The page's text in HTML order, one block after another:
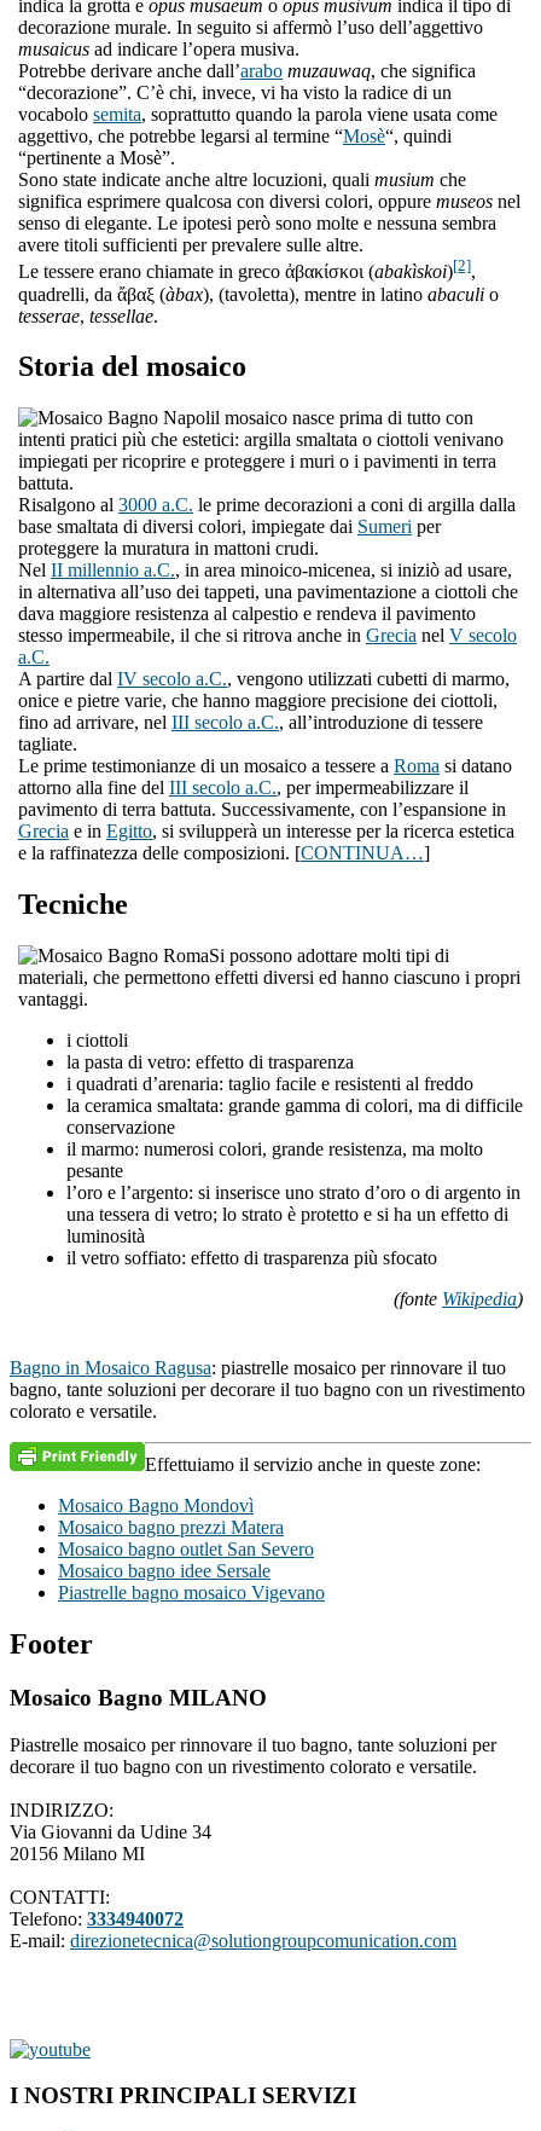
indica la grotta e opus musaeum o opus musivum indica il tipo di
decorazione murale. In seguito si affermò l’uso dell’aggettivo
musaicus ad indicare l’opera musiva.
Potrebbe derivare anche dall’arabo muzauwaq, che significa
“decorazione”. C’è chi, invece, vi ha visto la radice di un
vocabolo semita, soprattutto quando la parola viene usata come
aggettivo, che potrebbe legarsi al termine “Mosè“, quindi
“pertinente a Mosè”.
Sono state indicate anche altre locuzioni, quali musium che
significa esprimere qualcosa con diversi colori, oppure museos nel
senso di elegante. Le ipotesi però sono molte e nessuna sembra
avere titoli sufficienti per prevalere sulle altre.
Le tessere erano chiamate in greco ἀβακίσκοι (abakìskoi)[2],
quadrelli, da ἄβαξ (àbax), (tavoletta), mentre in latino abaculi o
tesserae, tessellae.
Storia del mosaico
l mosaico nasce prima di tutto con
intenti pratici più che estetici: argilla smaltata o ciottoli venivano
impiegati per ricoprire e proteggere i muri o i pavimenti in terra
battuta.
Risalgono al 3000 a.C. le prime decorazioni a coni di argilla dalla
base smaltata di diversi colori, impiegate dai Sumeri per
proteggere la muratura in mattoni crudi.
Nel II millennio a.C., in area minoico-micenea, si iniziò ad usare,
in alternativa all’uso dei tappeti, una pavimentazione a ciottoli che
dava maggiore resistenza al calpestio e rendeva il pavimento
stesso impermeabile, il che si ritrova anche in Grecia nel V secolo
a.C.
A partire dal IV secolo a.C., vengono utilizzati cubetti di marmo,
onice e pietre varie, che hanno maggiore precisione dei ciottoli,
fino ad arrivare, nel III secolo a.C., all’introduzione di tessere
tagliate.
Le prime testimonianze di un mosaico a tessere a Roma si datano
attorno alla fine del III secolo a.C., per impermeabilizzare il
pavimento di terra battuta. Successivamente, con l’espansione in
Grecia e in Egitto, si svilupperà un interesse per la ricerca estetica
e la raffinatezza delle composizioni. [CONTINUA…]
Tecniche
Si possono adottare molti tipi di
materiali, che permettono effetti diversi ed hanno ciascuno i propri
vantaggi.
i ciottoli
la pasta di vetro: effetto di trasparenza
i quadrati d’arenaria: taglio facile e resistenti al freddo
la ceramica smaltata: grande gamma di colori, ma di difficile
conservazione
il marmo: numerosi colori, grande resistenza, ma molto
pesante
l’oro e l’argento: si inserisce uno strato d’oro o di argento in
una tessera di vetro; lo strato è protetto e si ha un effetto di
luminosità
il vetro soffiato: effetto di trasparenza più sfocato
(fonte Wikipedia)
Bagno in Mosaico Ragusa: piastrelle mosaico per rinnovare il tuo
bagno, tante soluzioni per decorare il tuo bagno con un rivestimento
colorato e versatile.
Effettuiamo il servizio anche in queste zone:
Mosaico Bagno Mondovì
Mosaico bagno prezzi Matera
Mosaico bagno outlet San Severo
Mosaico bagno idee Sersale
Piastrelle bagno mosaico Vigevano
Footer
Mosaico Bagno MILANO
Piastrelle mosaico per rinnovare il tuo bagno, tante soluzioni per
decorare il tuo bagno con un rivestimento colorato e versatile.
INDIRIZZO:
Via Giovanni da Udine 34
20156 Milano MI
CONTATTI:
Telefono: 3334940072
E-mail: direzionetecnica@solutiongroupcomunication.com
I NOSTRI PRINCIPALI SERVIZI